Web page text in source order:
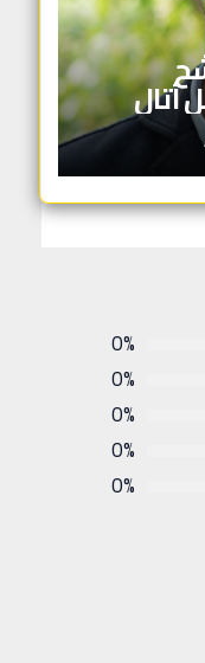
أتال
0%
0%
0%
0%
0%